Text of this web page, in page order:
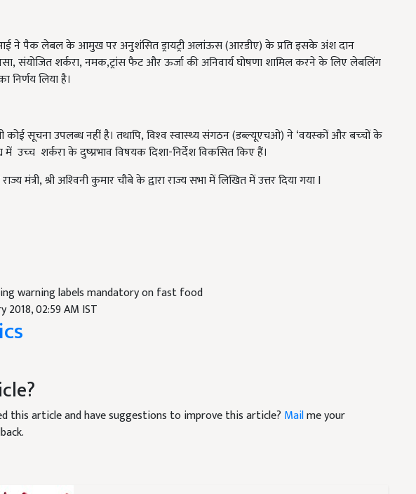
पैक लेबल के आमुख पर अनुशंसित ड्रायट्री अलांऊस (आरडीए) के प्रति इसके अंश दान
संयोजित शर्करा, नमक,ट्रांस फैट और ऊर्जा की अनिवार्य घोषणा शामिल करने के लिए लेबलिंग
निर्णय लिया है।
सूचना उपलब्‍ध नहीं है। तथापि, विश्‍व स्‍वास्‍थ्‍य संगठन (डब्‍ल्‍यूएचओ) ने ‘वयस्‍कों और बच्‍चों के
उच्‍च शर्करा के दुष्‍प्रभाव विषयक दिशा-निर्देश विकसित किए हैं।
मंत्री, श्री अश्‍विनी कुमार चौबे के द्वारा राज्य सभा में लिखित में उत्तर दिया गया I
warning labels mandatory on fast food
2018, 02:59 AM IST
this article and have suggestions to improve this article? Mailme your